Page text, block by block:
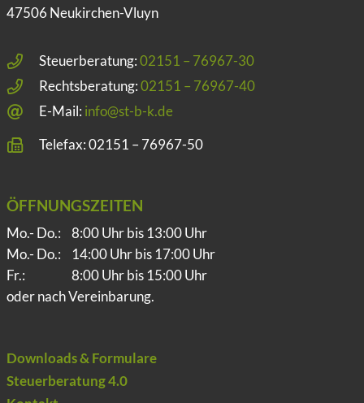
47506 Neukirchen-Vluyn
Steuerberatung:02151 – 76967-30
Rechtsberatung:02151 – 76967-40
E-Mail: info@st-b-k.de
Telefax: 02151 – 76967-50
ÖFFNUNGSZEITEN
Mo.- Do.:
8:00 Uhr bis 13:00 Uhr
Mo.- Do.:
14:00 Uhr bis 17:00 Uhr
Fr.:
8:00 Uhr bis 15:00 Uhr
oder nach Vereinbarung.
Downloads & Formulare
Steuerberatung 4.0